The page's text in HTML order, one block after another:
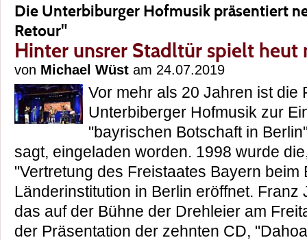
Die Unterbiburger Hofmusik präsentiert
Retour"
Hinter unsrer Stadltür spielt heut
von Michael Wüst am 24.07.2019
Vor mehr als 20 Jahren ist die
Unterbiberger Hofmusik zur
"bayrischen Botschaft in
sagt, eingeladen worden. 1998 wurde
"Vertretung des Freistaates Bayern beim
Länderinstitution in Berlin eröffnet. Franz
das auf der Bühne der Drehleier am
der Präsentation der zehnten CD,